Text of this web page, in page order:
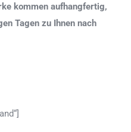
kommen aufhangfertig,
Tagen zu Ihnen nach